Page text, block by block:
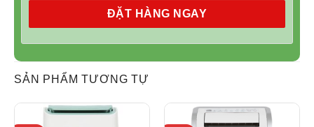
ĐẶT HÀNG NGAY
SẢN PHẨM TƯƠNG TỰ